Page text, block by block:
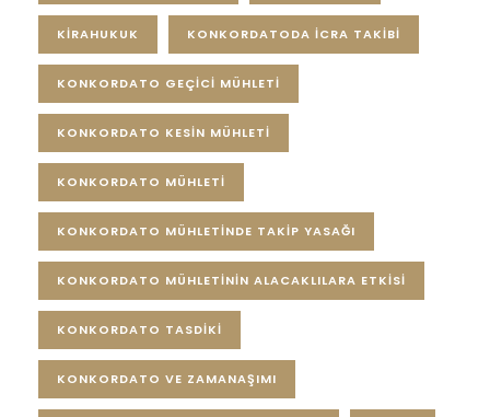
KIRAHUKUK KONKORDATODA İCRA TAKİBİ
KONKORDATO GEÇİCİ MÜHLETİ
KONKORDATO KESİN MÜHLETİ
KONKORDATO MÜHLETİ
KONKORDATO MÜHLETİNDE TAKİP YASAĞI
KONKORDATO MÜHLETİNİN ALACAKLILARA ETKİSİ
KONKORDATO TASDİKİ
KONKORDATO VE ZAMANAŞIMI